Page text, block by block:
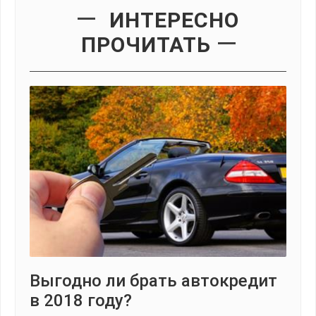
ИНТЕРЕСНО
ПРОЧИТАТЬ
Выгодно ли брать автокредит
в 2018 году?